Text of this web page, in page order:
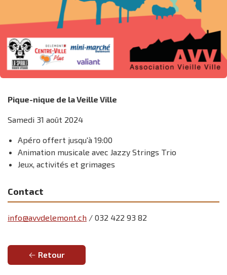
Pique-nique de la Veille Ville
Samedi 31 août 2024
Apéro offert jusqu'à 19:00
Animation musicale avec Jazzy Strings Trio
Jeux, activités et grimages
Contact
info@avvdelemont.ch / 032 422 93 82
Retour